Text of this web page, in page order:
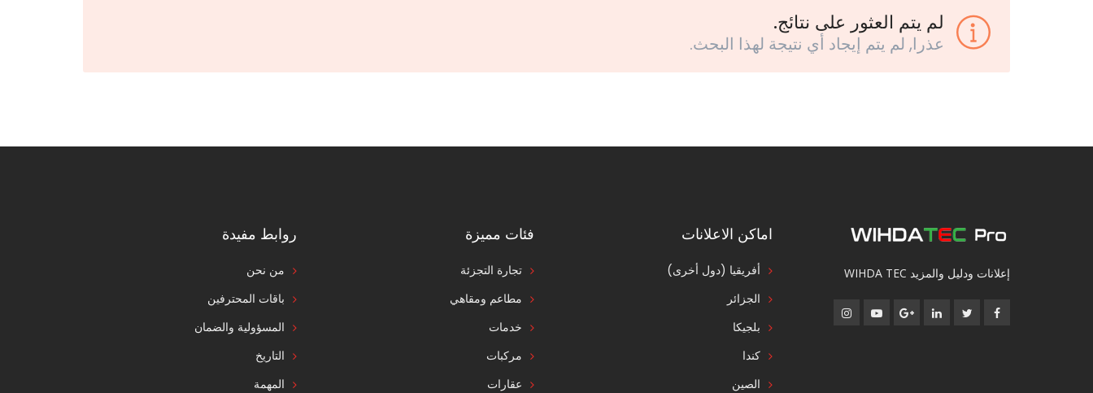
لم يتم العثور على نتائج.
عذرا, لم يتم إيجاد أي نتيجة لهذا البحث.
إعلانات ودليل والمزيد WIHDA TEC
اماكن الاعلانات
أفريقيا (دول أخرى)
الجزائر
بلجيكا
كندا
الصين
فئات مميزة
تجارة التجزئة
مطاعم ومقاهي
خدمات
مركبات
عقارات
روابط مفيدة
من نحن
باقات المحترفين
المسؤولية والضمان
التاريخ
المهمة